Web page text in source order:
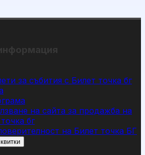
за събития с Билет точка бг
на сайта за продажба на
бг
на Билет точка БГ